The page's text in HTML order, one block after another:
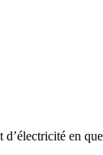
en